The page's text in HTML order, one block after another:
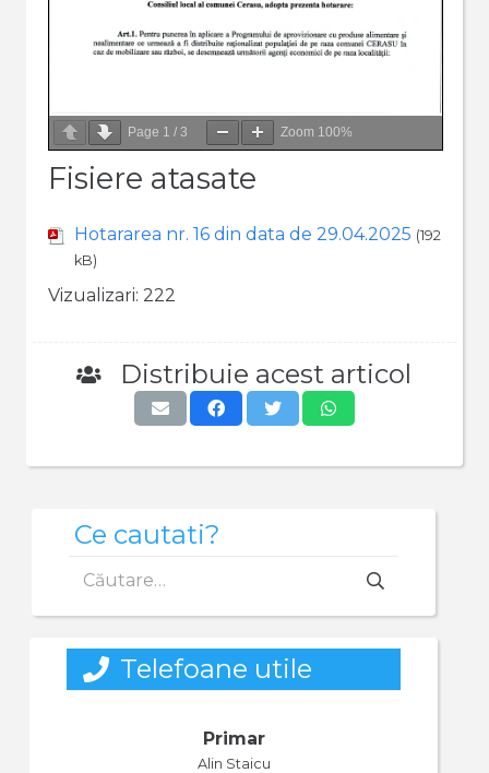
Page 1 / 3 Zoom 100%
Fisiere atasate
Hotararea nr. 16 din data de 29.04.2025 (192
kB)
Vizualizari: 222
Distribuie acest articol
Ce cautati?
după:
Telefoane utile
Primar
Alin Staicu